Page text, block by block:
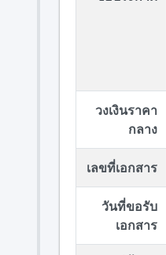
วงเงินราคา
กลาง
เลขที่เอกสาร
วันที่ขอรับ
เอกสาร